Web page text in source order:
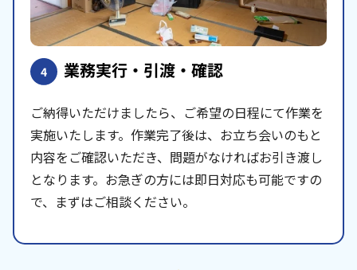
4 業務実行・引渡・確認
ご納得いただけましたら、ご希望の日程にて作業を
実施いたします。作業完了後は、お立ち会いのもと
内容をご確認いただき、問題がなければお引き渡し
となります。お急ぎの方には即日対応も可能ですの
で、まずはご相談ください。